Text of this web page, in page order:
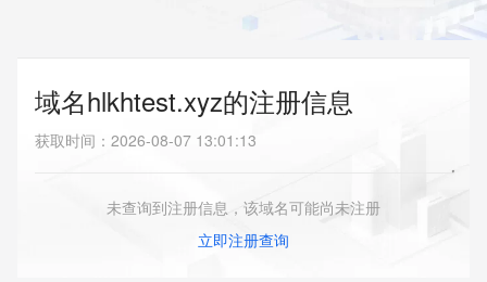
域名hlkhtest.xyz的注册信息
获取时间 ： 2026-08-07 13:01:13
未查询到注册信息，该域名可能尚未注册
立即注册查询